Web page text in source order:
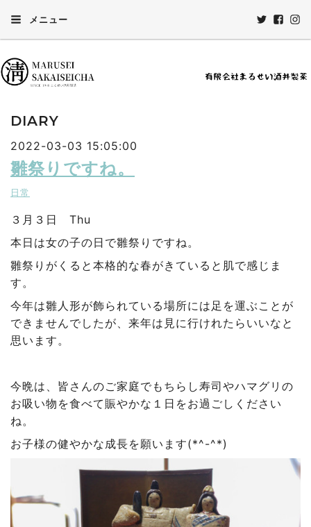
メニュー
DIARY
2022-03-03 15:05:00
雛祭りですね。
日常
３月３日 Thu
本日は女の子の日で雛祭りですね。
雛祭りがくると本格的な春がきていると肌で感じま
す。
今年は雛人形が飾られている場所には足を運ぶことが
できませんでしたが、来年は見に行けれたらいいなと
思います。
今晩は、皆さんのご家庭でもちらし寿司やハマグリの
お吸い物を食べて賑やかな１日をお過ごしください
ね。
お子様の健やかな成長を願います(*^-^*)